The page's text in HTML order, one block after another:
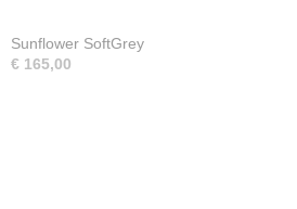
Sunflower SoftGrey
€ 165,00